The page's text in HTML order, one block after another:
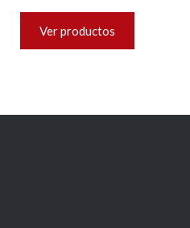
Ver productos